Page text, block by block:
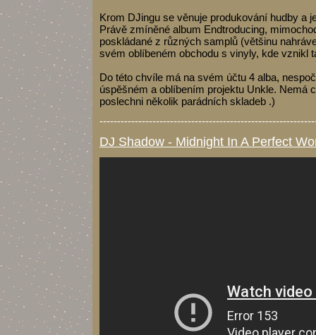
Krom DJingu se věnuje produkování hudby a
Právě zmíněné album Endtroducing,
poskládané z různých samplů (většinu
svém oblíbeném obchodu s vinyly, kde vznikl
Do této chvíle má na svém účtu 4 alba,
úspěšném a oblíbením projektu Unkle. Nemá
poslechni několik parádních skladeb .)
DJ Shadow - Midnight In A Perfect